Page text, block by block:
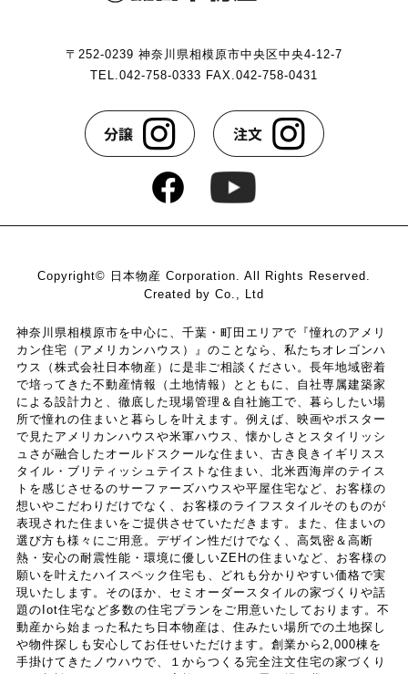
〒252-0239 神奈川県相模原市中央区中央4-12-7
TEL.042-758-0333 FAX.042-758-0431
Copyright© 日本物産 Corporation. All Rights Reserved.
Created by Co., Ltd
神奈川県相模原市を中心に、千葉・町田エリアで『憧れのアメリ
カン住宅（アメリカンハウス）』のことなら、私たちオレゴンハ
ウス（株式会社日本物産）に是非ご相談ください。長年地域密着
で培ってきた不動産情報（土地情報）とともに、自社専属建築家
による設計力と、徹底した現場管理＆自社施工で、暮らしたい場
所で憧れの住まいと暮らしを叶えます。例えば、映画やポスター
で見たアメリカンハウスや米軍ハウス、懐かしさとスタイリッシ
ュさが融合したオールドスクールな住まい、古き良きイギリスス
タイル・ブリティッシュテイストな住まい、北米西海岸のテイス
トを感じさせるのサーファーズハウスや平屋住宅など、お客様の
想いやこだわりだけでなく、お客様のライフスタイルそのものが
表現された住まいをご提供させていただきます。また、住まいの
選び方も様々にご用意。デザイン性だけでなく、高気密＆高断
熱・安心の耐震性能・環境に優しいZEHの住まいなど、お客様の
願いを叶えたハイスペック住宅も、どれも分かりやすい価格で実
現いたします。そのほか、セミオーダースタイルの家づくりや話
題のIot住宅など多数の住宅プランをご用意いたしております。不
動産から始まった私たち日本物産は、住みたい場所での土地探し
や物件探しも安心してお任せいただけます。創業から2,000棟を
手掛けてきたノウハウで、１からつくる完全注文住宅の家づくり